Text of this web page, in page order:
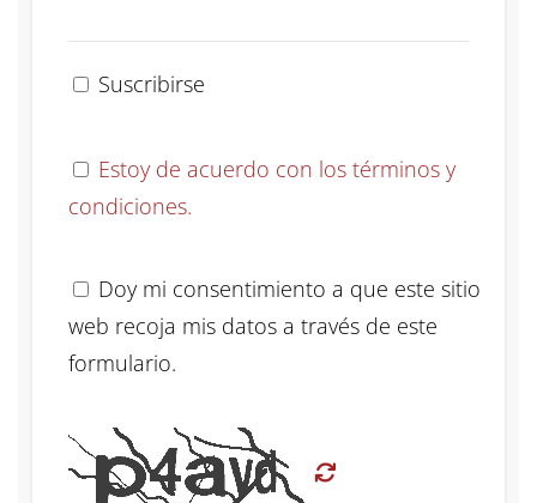
Suscribirse
Estoy de acuerdo con los términos y
condiciones.
Doy mi consentimiento a que este sitio
web recoja mis datos a través de este
formulario.